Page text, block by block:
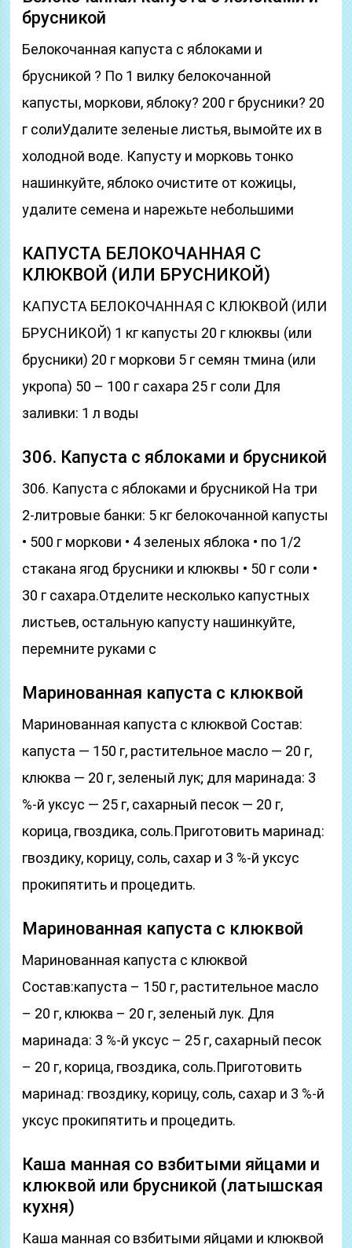
брусникой
Белокочанная капуста с яблоками и
брусникой ? По 1 вилку белокочанной
капусты, моркови, яблоку? 200 г брусники? 20
г солиУдалите зеленые листья, вымойте их в
холодной воде. Капусту и морковь тонко
нашинкуйте, яблоко очистите от кожицы,
удалите семена и нарежьте небольшими
КАПУСТА БЕЛОКОЧАННАЯ С
КЛЮКВОЙ (ИЛИ БРУСНИКОЙ)
КАПУСТА БЕЛОКОЧАННАЯ С КЛЮКВОЙ (ИЛИ
БРУСНИКОЙ) 1 кг капусты 20 г клюквы (или
брусники) 20 г моркови 5 г семян тмина (или
укропа) 50 – 100 г сахара 25 г соли Для
заливки: 1 л воды
306. Капуста с яблоками и брусникой
306. Капуста с яблоками и брусникой На три
2-литровые банки: 5 кг белокочанной капусты
• 500 г моркови • 4 зеленых яблока • по 1/2
стакана ягод брусники и клюквы • 50 г соли •
30 г сахара.Отделите несколько капустных
листьев, остальную капусту нашинкуйте,
перемните руками с
Маринованная капуста с клюквой
Маринованная капуста с клюквой Состав:
капуста — 150 г, растительное масло — 20 г,
клюква — 20 г, зеленый лук; для маринада: 3
%-й уксус — 25 г, сахарный песок — 20 г,
корица, гвоздика, соль.Приготовить маринад:
гвоздику, корицу, соль, сахар и 3 %-й уксус
прокипятить и процедить.
Маринованная капуста с клюквой
Маринованная капуста с клюквой
Состав:капуста – 150 г, растительное масло
– 20 г, клюква – 20 г, зеленый лук. Для
маринада: 3 %-й уксус – 25 г, сахарный песок
– 20 г, корица, гвоздика, соль.Приготовить
маринад: гвоздику, корицу, соль, сахар и 3 %-й
уксус прокипятить и процедить.
Каша манная со взбитыми яйцами и
клюквой или брусникой (латышская
кухня)
Каша манная со взбитыми яйцами и клюквой